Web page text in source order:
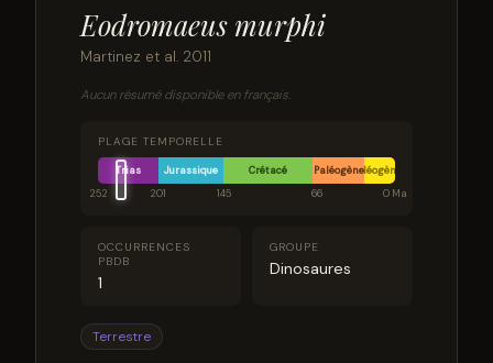
Eodromaeus murphi
Martinez et al. 2011
Aucun résumé disponible en français.
PLAGE TEMPORELLE
Trias Jurassique Crétacé PaléogèneNéogène
252
201 145 66 0 Ma
OCCURRENCES
PBDB
1
GROUPE
Dinosaures
Terrestre